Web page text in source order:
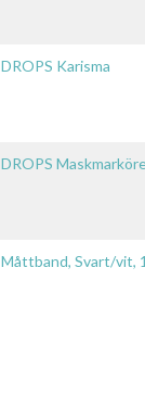
DROPS Karisma
DROPS
Måttband, Svart/vit,